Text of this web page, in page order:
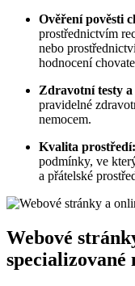
Ověření pověsti
prostřednictvím
nebo
hodnocení
Zdravotní testy
pravidelné
nemocem.
Kvalita prostředí:
podmínky, ve
a přátelské
Webové
specializované